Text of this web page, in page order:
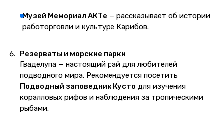
Музей Мемориал АКТе — рассказывает об истории
работорговли и культуре Карибов.
Резерваты и морские парки
Гваделупа — настоящий рай для любителей
подводного мира. Рекомендуется посетить
Подводный заповедник Кусто для изучения
коралловых рифов и наблюдения за тропическими
рыбами.